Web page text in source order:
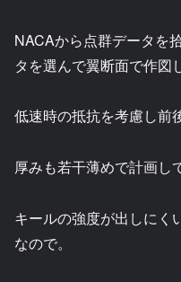
NACAから点群データを
タを選んで翼断面で作図
低速時の抵抗を考慮し前
厚みも若干薄めで計画し
キールの強度が出しにく
なので。